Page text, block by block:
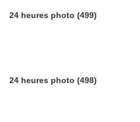
24 heures photo (499)
24 heures photo (498)